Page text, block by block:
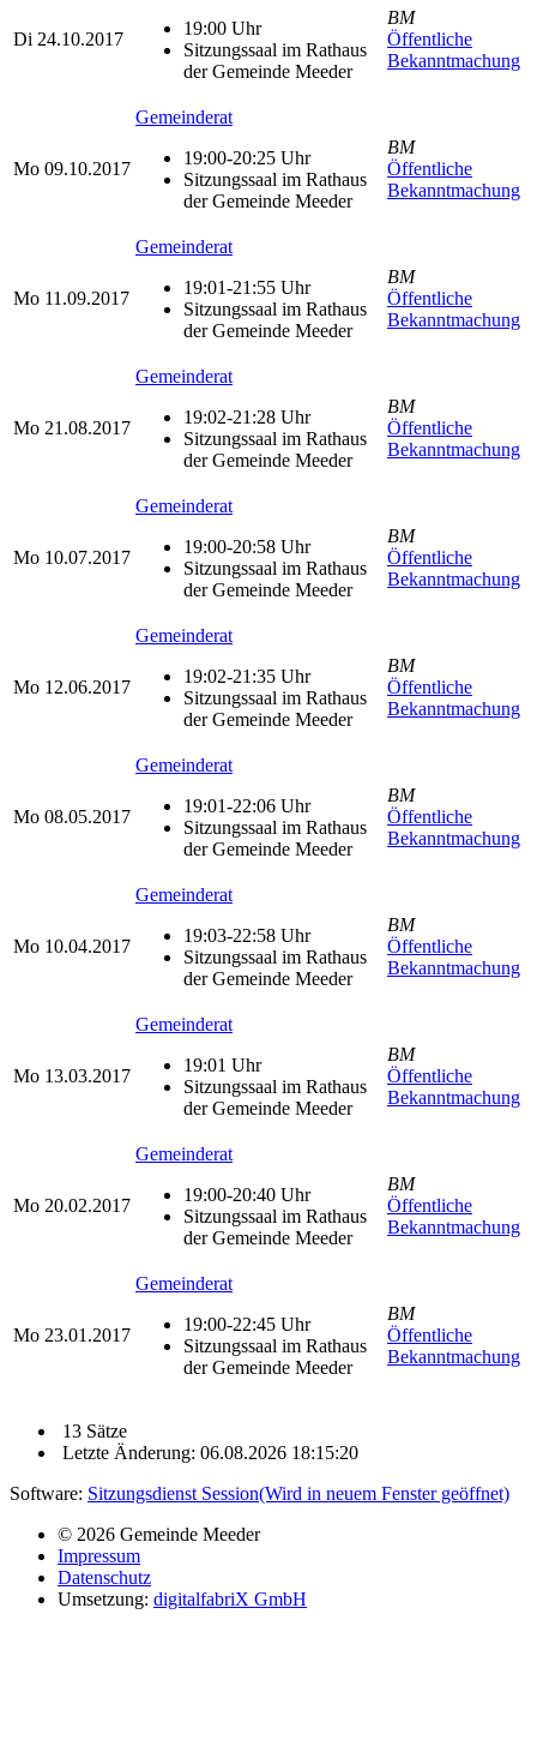
Di 24.10.2017
19:00 Uhr
Sitzungssaal im Rathaus
der Gemeinde Meeder
BM
Öffentliche
Bekanntmachung
Mo 09.10.2017
Gemeinderat
19:00-20:25 Uhr
Sitzungssaal im Rathaus
der Gemeinde Meeder
BM
Öffentliche
Bekanntmachung
Mo 11.09.2017
Gemeinderat
19:01-21:55 Uhr
Sitzungssaal im Rathaus
der Gemeinde Meeder
BM
Öffentliche
Bekanntmachung
Mo 21.08.2017
Gemeinderat
19:02-21:28 Uhr
Sitzungssaal im Rathaus
der Gemeinde Meeder
BM
Öffentliche
Bekanntmachung
Mo 10.07.2017
Gemeinderat
19:00-20:58 Uhr
Sitzungssaal im Rathaus
der Gemeinde Meeder
BM
Öffentliche
Bekanntmachung
Mo 12.06.2017
Gemeinderat
19:02-21:35 Uhr
Sitzungssaal im Rathaus
der Gemeinde Meeder
BM
Öffentliche
Bekanntmachung
Mo 08.05.2017
Gemeinderat
19:01-22:06 Uhr
Sitzungssaal im Rathaus
der Gemeinde Meeder
BM
Öffentliche
Bekanntmachung
Mo 10.04.2017
Gemeinderat
19:03-22:58 Uhr
Sitzungssaal im Rathaus
der Gemeinde Meeder
BM
Öffentliche
Bekanntmachung
Mo 13.03.2017
Gemeinderat
19:01 Uhr
Sitzungssaal im Rathaus
der Gemeinde Meeder
BM
Öffentliche
Bekanntmachung
Mo 20.02.2017
Gemeinderat
19:00-20:40 Uhr
Sitzungssaal im Rathaus
der Gemeinde Meeder
BM
Öffentliche
Bekanntmachung
Mo 23.01.2017
Gemeinderat
19:00-22:45 Uhr
Sitzungssaal im Rathaus
der Gemeinde Meeder
BM
Öffentliche
Bekanntmachung
13 Sätze
Letzte Änderung: 06.08.2026 18:15:20
Software: Sitzungsdienst Session(Wird in neuem Fenster geöffnet)
© 2026 Gemeinde Meeder
Impressum
Datenschutz
Umsetzung: digitalfabriX GmbH